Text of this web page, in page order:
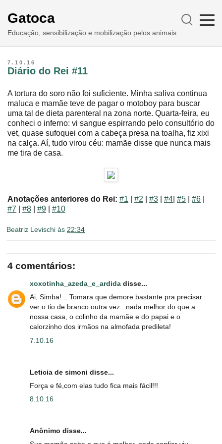
Gatoca
Educação, sensibilização e mobilização pelos animais
7.10.16
Diário do Rei #11
A tortura do soro não foi suficiente. Minha saliva continua
maluca e mamãe teve de pagar o motoboy para buscar
uma tal de dieta parenteral na zona norte. Quarta-feira, eu
conheci o inferno: vi sangue espirrando pelo consultório do
vet, quase sufoquei com a cabeça presa na toalha, fiz xixi
na calça. Aí, tudo virou céu: mamãe disse que nunca mais
me tira de casa.
Anotações anteriores do Rei: #1 #2 #3 #4 #5 #6
#7
#8 #9 #10
Beatriz Levischi às 22:34
4 comentários:
xoxotinha_azeda_e_ardida disse...
Ai, Simba!... Tomara que demore bastante pra precisar
ver o tio de branco outra vez...nada melhor do que a
nossa casa, o colinho da mamãe e do papai e o
calorzinho dos irmãos na almofada predileta!
7.10.16
Leticia de simoni disse...
Força e fé,com elas tudo fica mais fácil!!!
8.10.16
Anônimo disse...